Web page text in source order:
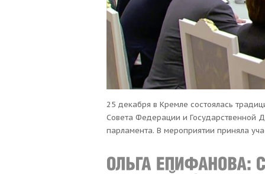
25 декабря в Кремле состоялась
Совета Федерации и Государственной
парламента. В мероприятии приняла
Путин поблагодарил депутатов и
приняты важные решения, и отметил